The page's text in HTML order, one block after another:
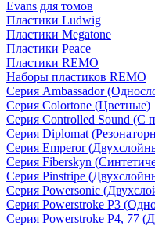
Evans для томов
Пластики Ludwig
Пластики Megatone
Пластики Peace
Пластики REMO
Наборы пластиков REMO
Серия Ambassador
Серия Colortone (Цветные)
Серия Controlled Sound (С
Серия Diplomat
Серия Emperor
Серия Fiberskyn
Серия Pinstripe
Серия Powersonic
Серия Powerstroke P3
Серия Powerstroke P4, 77